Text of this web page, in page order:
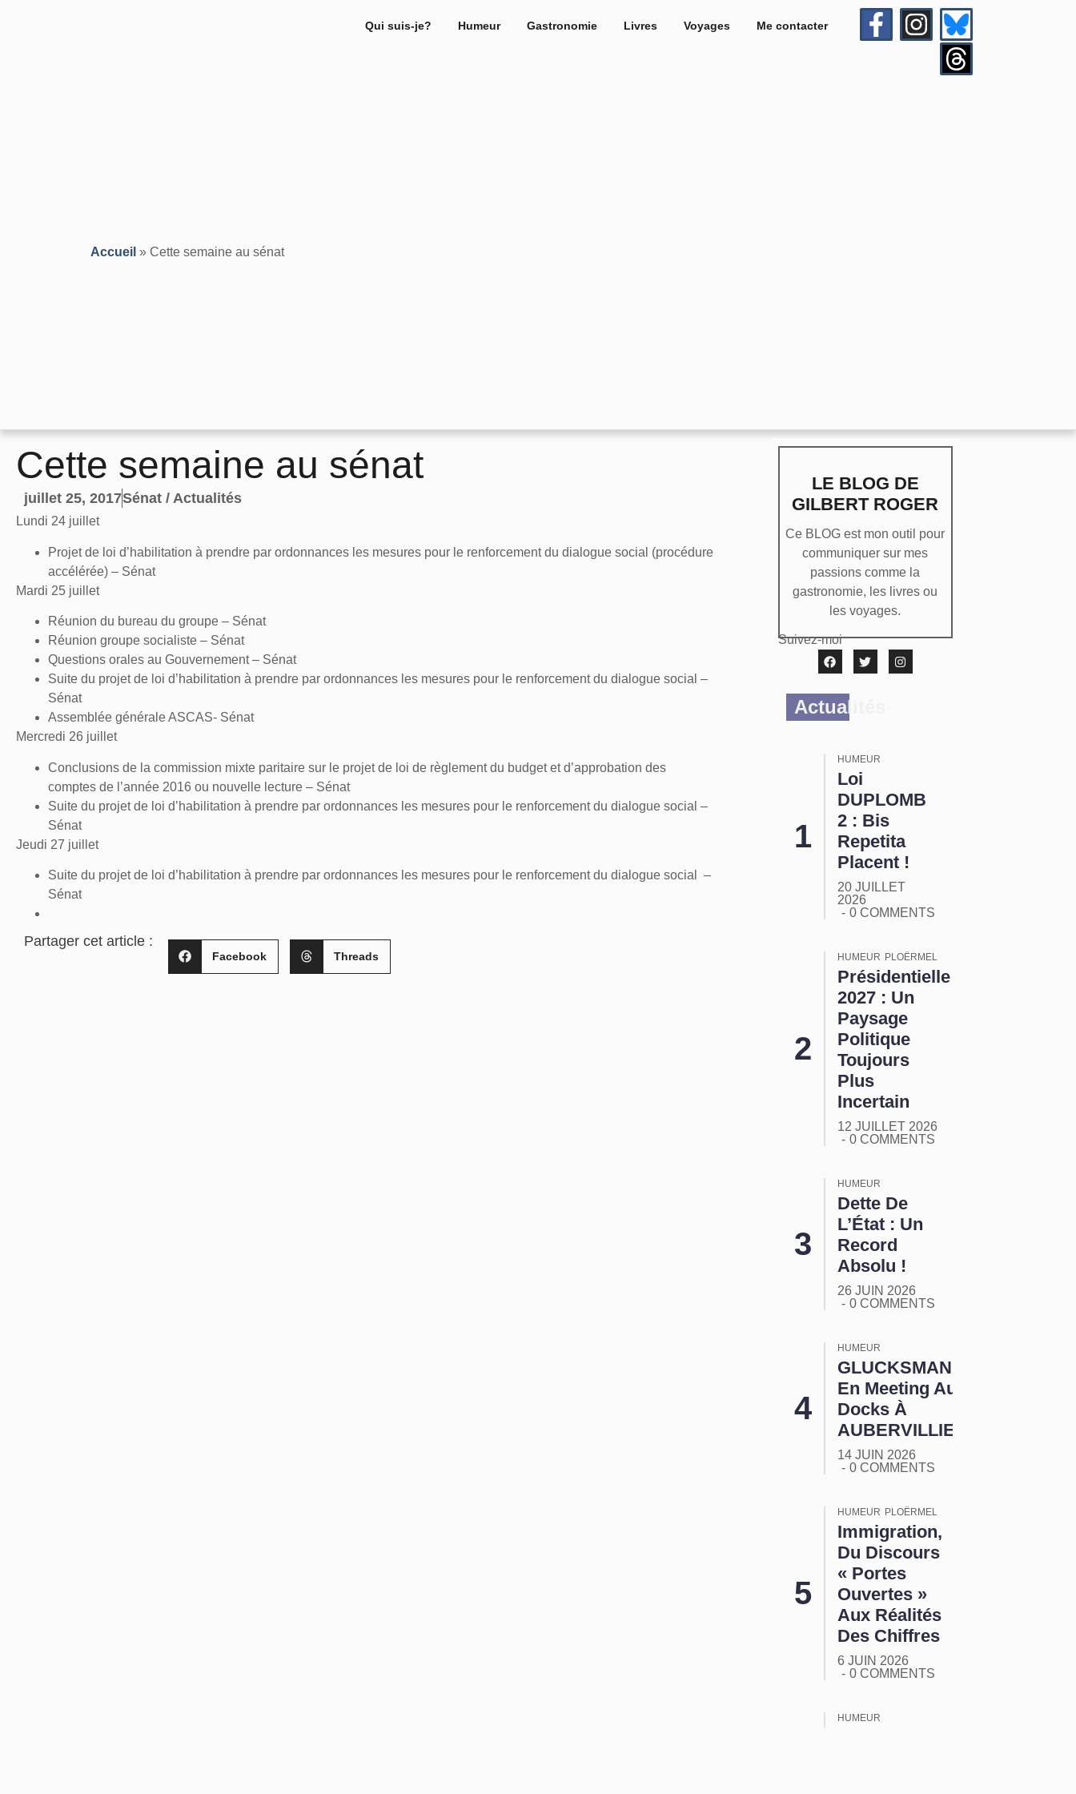
Qui suis-je? Humeur Gastronomie Livres Voyages Me contacter
Accueil » Cette semaine au sénat
Cette semaine au sénat
juillet 25, 2017Sénat / Actualités
Lundi 24 juillet
Projet de loi d’habilitation à prendre par ordonnances les mesures pour le renforcement du dialogue social (procédure
accélérée) – Sénat
Mardi 25 juillet
Réunion du bureau du groupe – Sénat
Réunion groupe socialiste – Sénat
Questions orales au Gouvernement – Sénat
Suite du projet de loi d’habilitation à prendre par ordonnances les mesures pour le renforcement du dialogue social –
Sénat
Assemblée générale ASCAS- Sénat
Mercredi 26 juillet
Conclusions de la commission mixte paritaire sur le projet de loi de règlement du budget et d’approbation des
comptes de l’année 2016 ou nouvelle lecture – Sénat
Suite du projet de loi d’habilitation à prendre par ordonnances les mesures pour le renforcement du dialogue social –
Sénat
Jeudi 27 juillet
Suite du projet de loi d’habilitation à prendre par ordonnances les mesures pour le renforcement du dialogue social –
Sénat
Partager cet article :
Facebook Threads
LE BLOG DE
GILBERT ROGER
Ce BLOG est mon outil pour
communiquer sur mes
passions comme la
gastronomie, les livres ou
les voyages.
Suivez-moi
Actualités
HUMEUR
Loi
DUPLOMB
2 : Bis
Repetita
Placent !
20 JUILLET
2026
0 COMMENTS
HUMEUR PLOËRMEL
Présidentielle
2027 : Un
Paysage
Politique
Toujours
Plus
Incertain
12 JUILLET 2026
0 COMMENTS
HUMEUR
Dette De
L’État : Un
Record
Absolu !
26 JUIN 2026
0 COMMENTS
HUMEUR
GLUCKSMANN
En Meeting Aux
Docks À
AUBERVILLIERS
14 JUIN 2026
0 COMMENTS
HUMEUR PLOËRMEL
Immigration,
Du Discours
« Portes
Ouvertes »
Aux Réalités
Des Chiffres
6 JUIN 2026
0 COMMENTS
HUMEUR